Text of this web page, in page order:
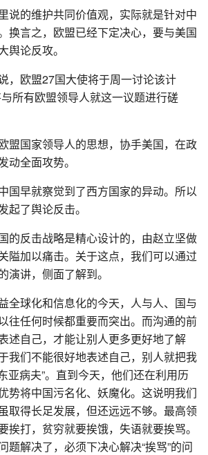
说的维护共同价值观，实际就是针对中
换言之，欧盟已经下定决心，要与美国
舆论反攻。
，欧盟27国大使将于周一讨论该计
所有欧盟领导人就这一议题进行磋
盟国家领导人的思想，协手美国，在政
动全面攻势。
国早就察觉到了西方国家的异动。所以
起了舆论反击。
的反击战略是精心设计的，由赵立坚做
隘加以痛击。关于这点，我们可以通过
演讲，侧面了解到。
全球化和信息化的今天，人与人、国与
往任何时候都重要而突出。而沟通的前
述自己，才能让别人更多更好地了解
我们不能很好地表述自己，别人就把我
亚病夫”。直到今天，他们还在利用历
势将中国污名化、妖魔化。这说明我们
取得长足发展，但还远远不够。最高领
挨打，贫穷就要挨饿，失语就要挨骂。
题解决了，必须下决心解决“挨骂”的问